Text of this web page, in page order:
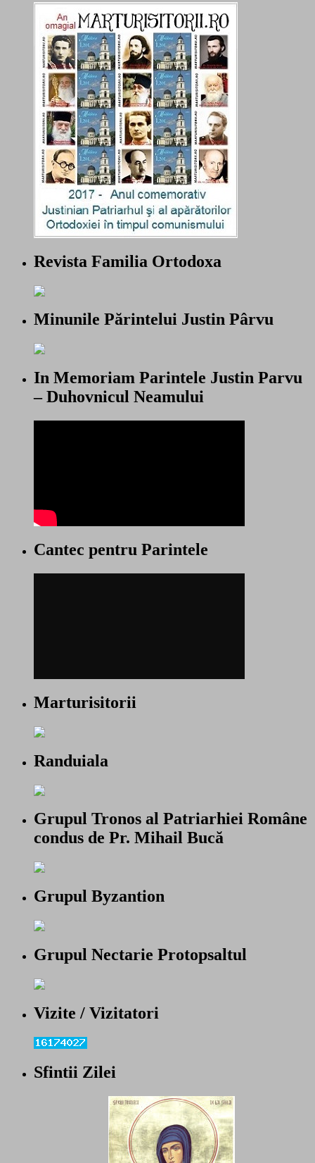
Revista Familia Ortodoxa
Minunile Părintelui Justin Pârvu
In Memoriam Parintele Justin Parvu
– Duhovnicul Neamului
Cantec pentru Parintele
Marturisitorii
Randuiala
Grupul Tronos al Patriarhiei Române
condus de Pr. Mihail Bucă
Grupul Byzantion
Grupul Nectarie Protopsaltul
Vizite / Vizitatori
Sfintii Zilei